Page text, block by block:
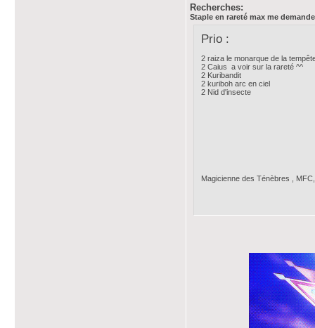
Recherches:
Staple en rareté max me
Prio :
2 raiza le monarque de la
2 Caius a voir sur la rareté ^^
2 Kuribandit
2 kuriboh arc en ciel
2 Nid d'insecte
Magicienne des Ténèbres ,